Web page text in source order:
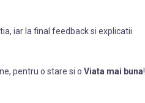
iar la final feedback si explicatii
pentru o stare si o Viata mai buna!